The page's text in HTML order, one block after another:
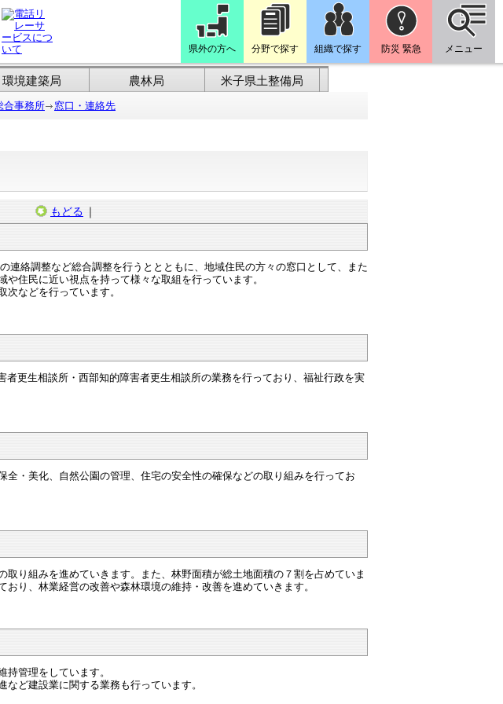
県外の方へ 分野で探す 組織で探す 防災 緊急 メニュー
環境建築局 農林局 米子県土整備局
合事務所 窓口・連絡先
もどる ｜
絡調整など総合調整を行うととともに、地域住民の方々の窓口として、また
住民に近い視点を持って様々な取組を行っています。
などを行っています。
更生相談所・西部知的障害者更生相談所の業務を行っており、福祉行政を実
・美化、自然公園の管理、住宅の安全性の確保などの取り組みを行ってお
り組みを進めていきます。また、林野面積が総土地面積の７割を占めていま
り、林業経営の改善や森林環境の維持・改善を進めていきます。
管理をしています。
ど建設業に関する業務も行っています。